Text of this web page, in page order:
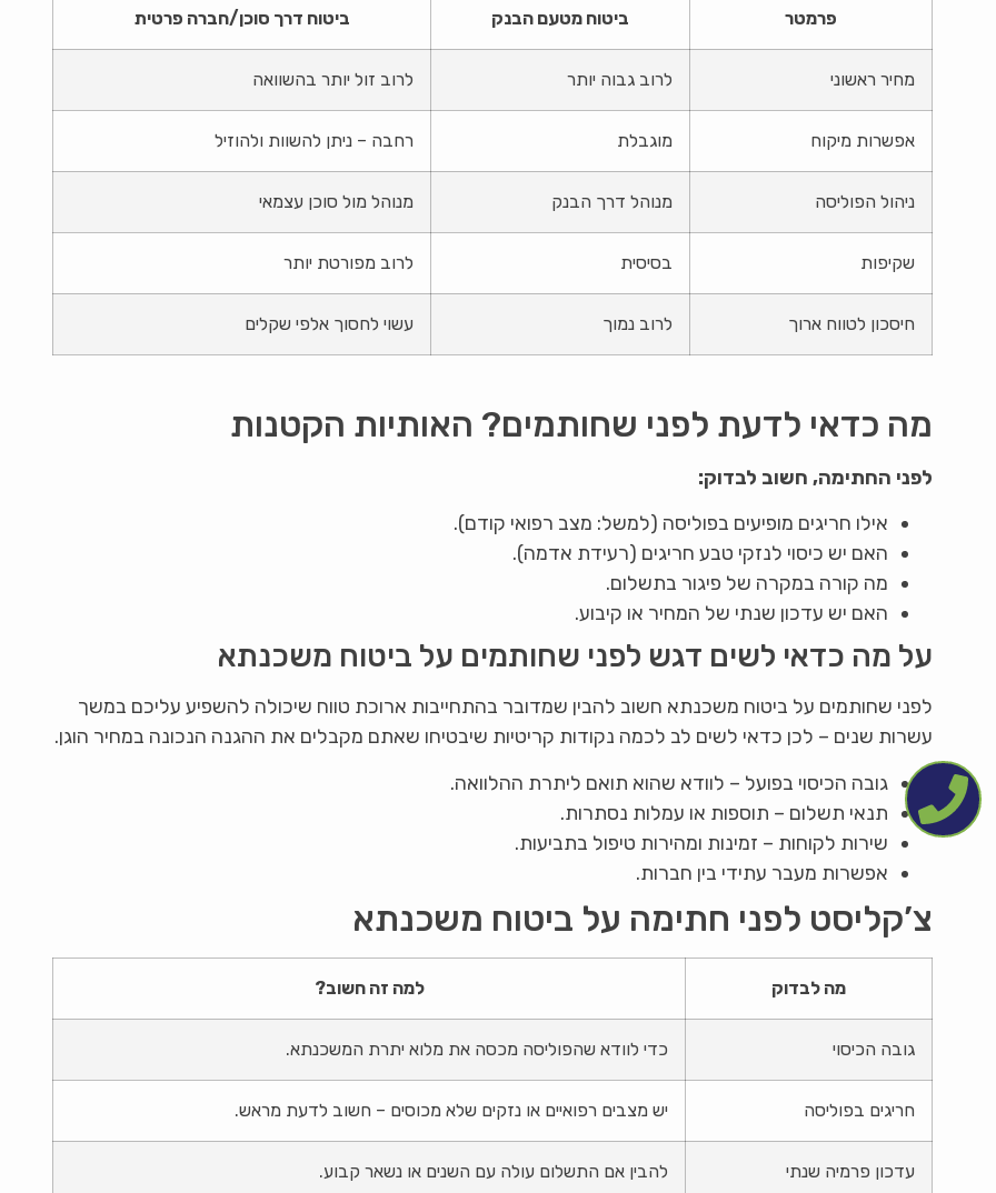
פרמטר ביטוח מטעם הבנק ביטוח דרך סוכן/חברה פרטית
מחיר ראשוני לרוב גבוה יותר לרוב זול יותר בהשוואה
אפשרות מיקוח מוגבלת רחבה – ניתן להשוות ולהוזיל
ניהול הפוליסה מנוהל דרך הבנק מנוהל מול סוכן עצמאי
שקיפות בסיסית לרוב מפורטת יותר
חיסכון לטווח ארוך לרוב נמוך עשוי לחסוך אלפי שקלים
מה כדאי לדעת לפני שחותמים? האותיות הקטנות
לפני החתימה, חשוב לבדוק:
אילו חריגים מופיעים בפוליסה (למשל: מצב רפואי קודם).
האם יש כיסוי לנזקי טבע חריגים (רעידת אדמה).
מה קורה במקרה של פיגור בתשלום.
האם יש עדכון שנתי של המחיר או קיבוע.
על מה כדאי לשים דגש לפני שחותמים על ביטוח משכנתא
לפני שחותמים על ביטוח משכנתא חשוב להבין שמדובר בהתחייבות ארוכת טווח שיכולה להשפיע עליכם במשך
עשרות שנים – לכן כדאי לשים לב לכמה נקודות קריטיות שיבטיחו שאתם מקבלים את ההגנה הנכונה במחיר הוגן.
גובה הכיסוי בפועל – לוודא שהוא תואם ליתרת ההלוואה.
תנאי תשלום – תוספות או עמלות נסתרות.
שירות לקוחות – זמינות ומהירות טיפול בתביעות.
אפשרות מעבר עתידי בין חברות.
צ’קליסט לפני חתימה על ביטוח משכנתא
מה לבדוק למה זה חשוב?
גובה הכיסוי כדי לוודא שהפוליסה מכסה את מלוא יתרת המשכנתא.
חריגים בפוליסה יש מצבים רפואיים או נזקים שלא מכוסים – חשוב לדעת מראש.
עדכון פרמיה שנתי להבין אם התשלום עולה עם השנים או נשאר קבוע.